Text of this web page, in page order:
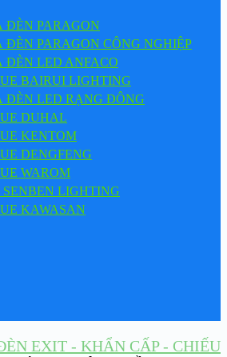
ĐÈN PARAGON
ĐÈN PARAGON CÔNG NGHIỆP
ĐÈN LED ANFACO
BAIRUI LIGHTING
ĐÈN LED RẠNG ĐÔNG
DUHAL
KENTOM
DENGFENG
WAROM
LIGHTING
KAWASAN
EXIT - KHẨN CẤP - CHIẾU